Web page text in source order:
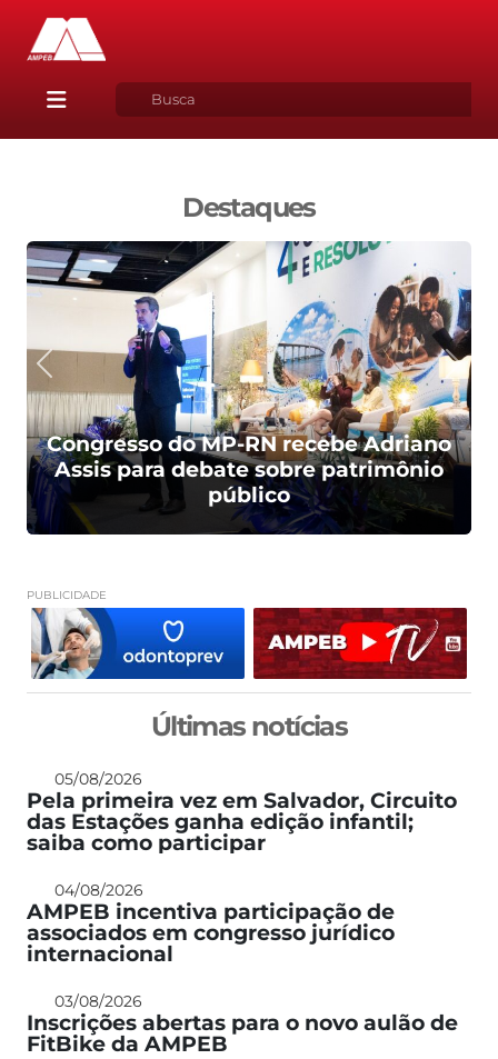
Destaques
Congresso do MP-RN recebe Adriano
Assis para debate sobre patrimônio
público
PUBLICIDADE
Últimas notícias
05/08/2026
Pela primeira vez em Salvador, Circuito
das Estações ganha edição infantil;
saiba como participar
04/08/2026
AMPEB incentiva participação de
associados em congresso jurídico
internacional
03/08/2026
Inscrições abertas para o novo aulão de
FitBike da AMPEB